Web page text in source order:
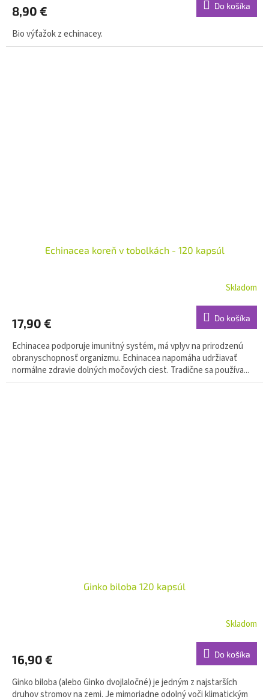
8,90 € Do košíka
Bio výťažok z echinacey.
Echinacea koreň v tobolkách - 120 kapsúl
Skladom
17,90 € Do košíka
Echinacea podporuje imunitný systém, má vplyv na prirodzenú
obranyschopnosť organizmu. Echinacea napomáha udržiavať
normálne zdravie dolných močových ciest. Tradične sa používa...
Ginko biloba 120 kapsúl
Skladom
16,90 € Do košíka
Ginko biloba (alebo Ginko dvojlaločné) je jedným z najstarších
druhov stromov na zemi. Je mimoriadne odolný voči klimatickým